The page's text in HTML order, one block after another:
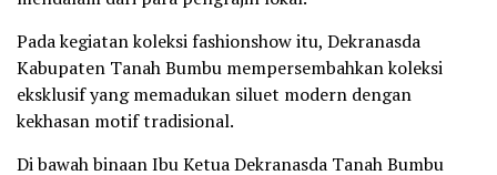
Pada kegiatan koleksi fashionshow itu, Dekranasda
Kabupaten Tanah Bumbu mempersembahkan koleksi
eksklusif yang memadukan siluet modern dengan
kekhasan motif tradisional.
Di bawah binaan Ibu Ketua Dekranasda Tanah Bumbu